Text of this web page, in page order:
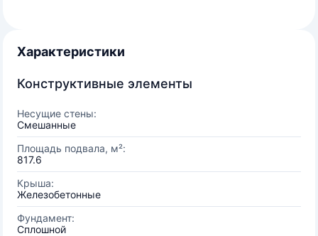
Характеристики
Конструктивные элементы
Несущие стены:
Смешанные
Площадь подвала, м²:
817.6
Крыша:
Железобетонные
Фундамент:
Сплошной